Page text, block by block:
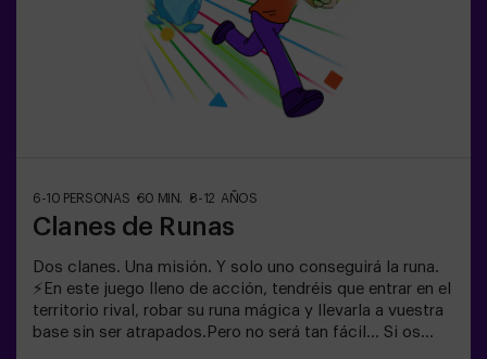
real en pantalla y celebrarán cada victoria como un
verdadero logro! 🏆Diversión
activa, segura y original para fiestas infantiles, salidas
en familia o simplemente para liberar energía de la
forma más divertida.✅ Ideal para niños | familias |
fiestas infantilesImportante: los niños deben ir
6-10 PERSONAS 60 MIN. 8-12 AÑOS
Clanes de Runas
Dos clanes. Una misión. Y solo uno conseguirá la runa.
⚡En este juego lleno de acción, tendréis que entrar en el
territorio rival, robar su runa mágica y llevarla a vuestra
base sin ser atrapados.Pero no será tan fácil… Si os